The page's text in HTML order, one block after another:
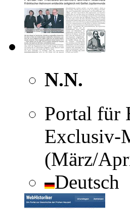
N.N.
Portal für
Exclusiv-
(März/
Deutsch